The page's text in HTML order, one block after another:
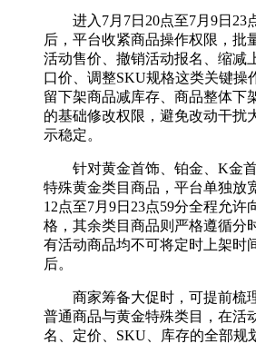
进入7月7日20点至7月9日23
后，平台收紧商品操作权限，批
活动售价、撤销活动报名、缩减
口价、调整SKU规格这类关键操
留下架商品减库存、商品整体下
的基础修改权限，避免改动干扰
示稳定。
针对黄金首饰、铂金、K金首
特殊黄金类目商品，平台单独放
12点至7月9日23点59分全程允许
格，其余类目商品则严格遵循分
有活动商品均不可将定时上架时
后。
商家筹备大促时，可提前梳
普通商品与黄金特殊类目，在活
名、定价、SKU、库存的全部规